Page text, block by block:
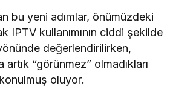
bu yeni adımlar, önümüzdeki
IPTV kullanımının ciddi şekilde
değerlendirilirken,
artık “görünmez” olmadıkları
oluyor.